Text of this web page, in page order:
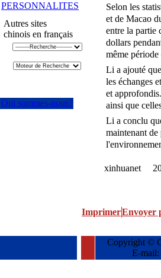
PERSONNALITES
Autres sites
chinois en français
Qui sommes-nous?
Selon les
et de Macao
entre la partie
dollars
même période
Li a ajouté
les échanges
et
ainsi que
Li a conclu
maintenant de
xinhuanet
ImprimerEnvoyer
Copyright ©
E-mail: